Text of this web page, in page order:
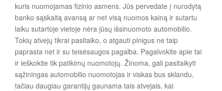
kuris nuomojamas fizinio asmens. Jūs pervedate į nurodytą
banko sąskaitą avansą ar net visą nuomos kainą ir sutartu
laiku sutartoje vietoje nėra jūsų išsinuomoto automobilio.
Tokių atvejų tikrai pasitaiko, o atgauti pinigus ne taip
paprasta net ir su teisėsaugos pagalba. Pagalvokite apie tai
ir ieškokite tik patikimų nuomotojų. Žinoma, gali pasitaikyti
sąžiningas automobilio nuomotojas ir viskas bus sklandu,
tačiau daugiau garantijų gaunama tais atvejais, kai